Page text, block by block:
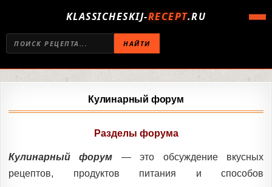
KLASSICHESKIJ-RECEPT.RU
НАЙТИ
Кулинарный форум
Разделы форума
Кулинарный форум — это обсуждение вкусных
рецептов, продуктов питания и способов